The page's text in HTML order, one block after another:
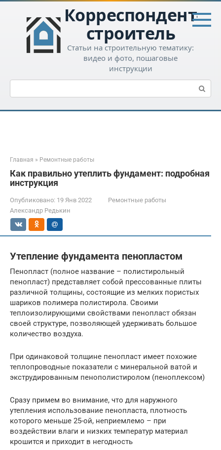
Перейти
контенту
Корреспондент-
строитель
Статьи на строительную тематику:
видео и фото, пошаговые
инструкции
Поиск:
Главная » Ремонтные работы
Как правильно утеплить фундамент: подробная
инструкция
Опубликовано: 19 Янв 2022
Ремонтные работы
Александр Редькин
Утепление фундамента пенопластом
Пенопласт (полное название – полистирольный
пенопласт) представляет собой прессованные плиты
различной толщины, состоящие из мелких пористых
шариков полимера полистирола. Своими
теплоизолирующими свойствами пенопласт обязан
своей структуре, позволяющей удерживать большое
количество воздуха.
При одинаковой толщине пенопласт имеет похожие
теплопроводные показатели с минеральной ватой и
экструдированным пенополистиролом (пеноплексом)
Сразу примем во внимание, что для наружного
утепления использование пенопласта, плотность
которого меньше 25-ой, неприемлемо – при
воздействии влаги и низких температур материал
крошится и приходит в негодность